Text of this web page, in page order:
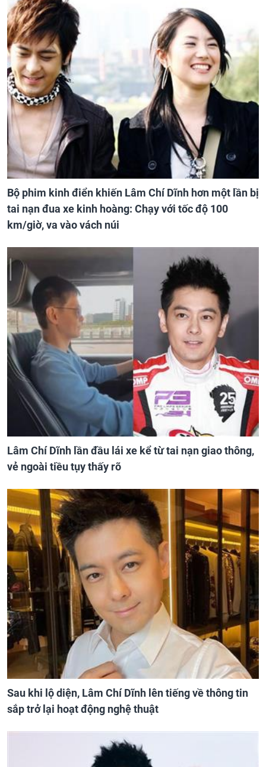
Bộ phim kinh điển khiến Lâm Chí Dĩnh hơn một lần bị
tai nạn đua xe kinh hoàng: Chạy với tốc độ 100
km/giờ, va vào vách núi
Lâm Chí Dĩnh lần đầu lái xe kể từ tai nạn giao thông,
vẻ ngoài tiều tụy thấy rõ
Sau khi lộ diện, Lâm Chí Dĩnh lên tiếng về thông tin
sắp trở lại hoạt động nghệ thuật